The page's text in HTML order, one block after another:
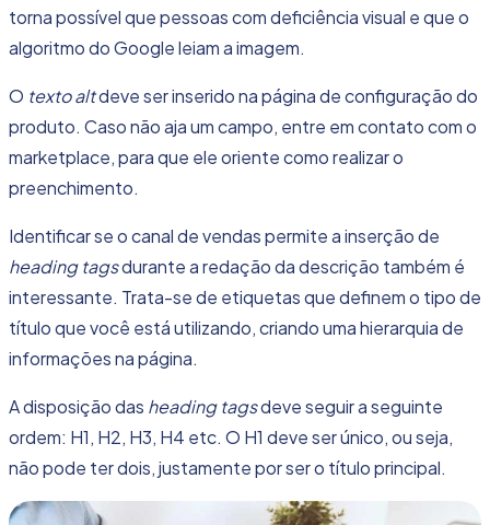
torna possível que pessoas com deficiência visual e que o
algoritmo do Google leiam a imagem.
O texto altdeve ser inserido na página de configuração do
produto. Caso não aja um campo, entre em contato com o
marketplace, para que ele oriente como realizar o
preenchimento.
Identificar se o canal de vendas permite a inserção de
heading tagsdurante a redação da descrição também é
interessante. Trata-se de etiquetas que definem o tipo de
título que você está utilizando, criando uma hierarquia de
informações na página.
A disposição das heading tagsdeve seguir a seguinte
ordem: H1, H2, H3, H4 etc. O H1 deve ser único, ou seja,
não pode ter dois, justamente por ser o título principal.